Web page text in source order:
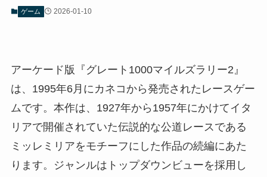
ゲーム 2026-01-10
アーケード版『グレート1000マイルズラリー2』
は、1995年6月にカネコから発売されたレースゲー
ムです。本作は、1927年から1957年にかけてイタ
リアで開催されていた伝説的な公道レースである
ミッレミリアをモチーフにした作品の続編にあた
ります。ジャンルはトップダウンビューを採用し